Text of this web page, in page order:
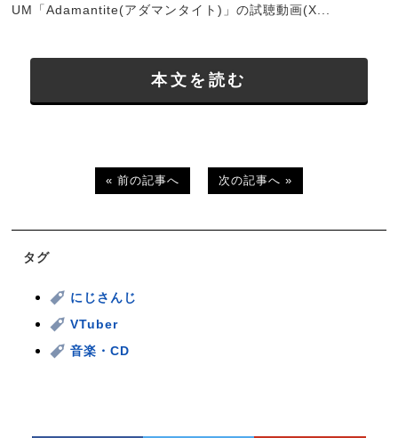
UM「Adamantite(アダマンタイト)」の試聴動画(X...
本文を読む
« 前の記事へ 次の記事へ »
タグ
にじさんじ
VTuber
音楽・CD